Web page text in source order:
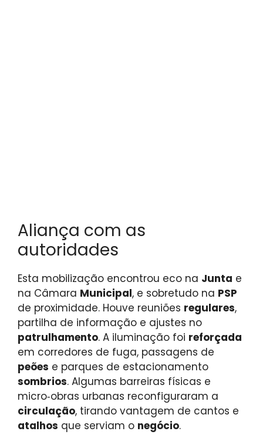
Aliança com as
autoridades
Esta mobilização encontrou eco na Junta e
na Câmara Municipal, e sobretudo na PSP
de proximidade. Houve reuniões regulares,
partilha de informação e ajustes no
patrulhamento. A iluminação foi reforçada
em corredores de fuga, passagens de
peões e parques de estacionamento
sombrios. Algumas barreiras físicas e
micro‑obras urbanas reconfiguraram a
circulação, tirando vantagem de cantos e
atalhos que serviam o negócio.